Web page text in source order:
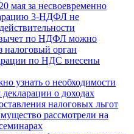
мая за несвоевременно
3-НДФЛ не
по НДФЛ можно
налоговый орган
по НДС внесены
узнать о необходимости
декларации о доходах
налоговых льгот
рассмотрели на